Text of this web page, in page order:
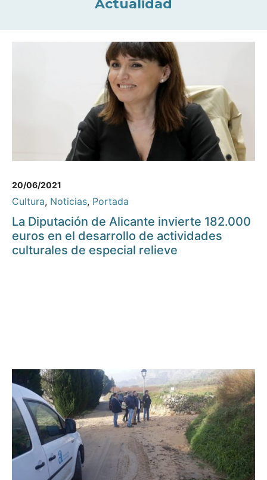
Actualidad
20/06/2021
Cultura, Noticias, Portada
La Diputación de Alicante invierte 182.000
euros en el desarrollo de actividades
culturales de especial relieve